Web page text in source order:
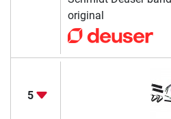
original
5